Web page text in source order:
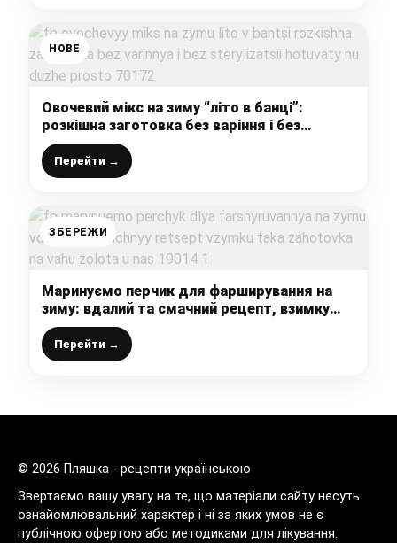
НОВЕ
Овочевий мікс на зиму “літо в банці”:
розкішна заготовка без варіння і без
стерилізації, готувати ну дуже просто
Перейти →
ЗБЕРЕЖИ
Маринуємо перчик для фарширування на
зиму: вдалий та смачний рецепт, взимку
така заготовка на вагу “золота” у нас
Перейти →
© 2026 Пляшка - рецепти українською
Звертаємо вашу увагу на те, що матеріали сайту несуть
ознайомлювальний характер і ні за яких умов не є
публічною офертою або методиками для лікування.